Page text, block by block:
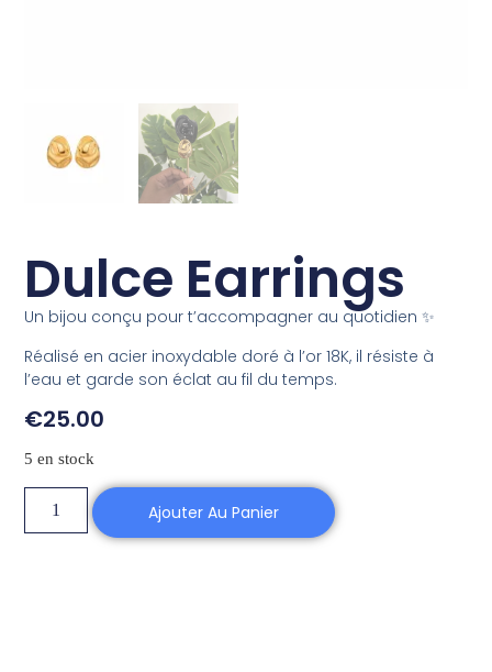
Dulce Earrings
Un bijou conçu pour t’accompagner au quotidien ✨
Réalisé en acier inoxydable doré à l’or 18K, il résiste à
l’eau et garde son éclat au fil du temps.
€25.00
5 en stock
Ajouter Au Panier